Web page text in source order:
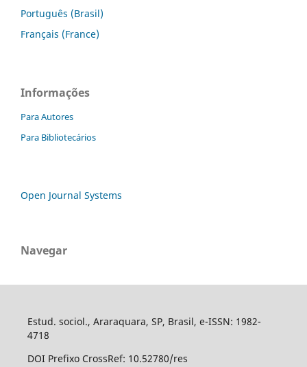
Português (Brasil)
Français (France)
Informações
Para Autores
Para Bibliotecários
Open Journal Systems
Navegar
Estud. sociol., Araraquara, SP, Brasil, e-ISSN: 1982-
4718
DOI Prefixo CrossRef: 10.52780/res